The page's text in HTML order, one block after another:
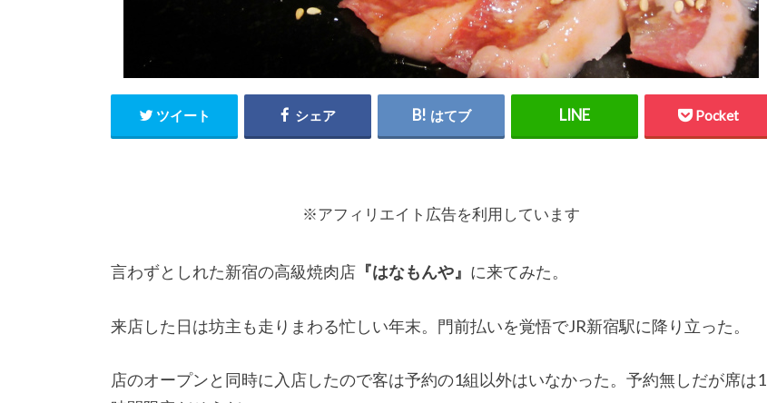
ツイート シェア はてブ Pocket
※アフィリエイト広告を利用しています
言わずとしれた新宿の高級焼肉店 『はなもんや』 に来てみた。
来店した日は坊主も走りまわる忙しい年末。門前払いを覚悟でJR新宿駅に降り立った。
店のオープンと同時に入店したので客は予約の1組以外はいなかった。予約無しだが席は1